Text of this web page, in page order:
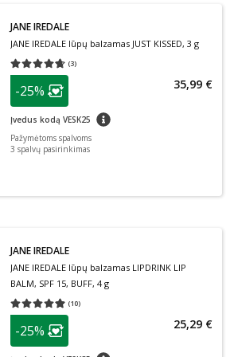
JANE IREDALE
JANE IREDALE lūpų balzamas JUST KISSED, 3 g
(3)
Vidutinis įvertinimas 4.67
patarimas
Lojalumo klubo narių nuolaida
-25%
Įvedus kodą VESK25 patarimas
35,99 €
Pažymėtoms spalvoms
3 spalvų pasirinkimas
JANE IREDALE
JANE IREDALE lūpų balzamas LIPDRINK LIP
BALM, SPF 15, BUFF, 4 g
(10)
Vidutinis įvertinimas 4.90
patarimas
Lojalumo klubo narių nuolaida
-25%
patarimas
25,29 €